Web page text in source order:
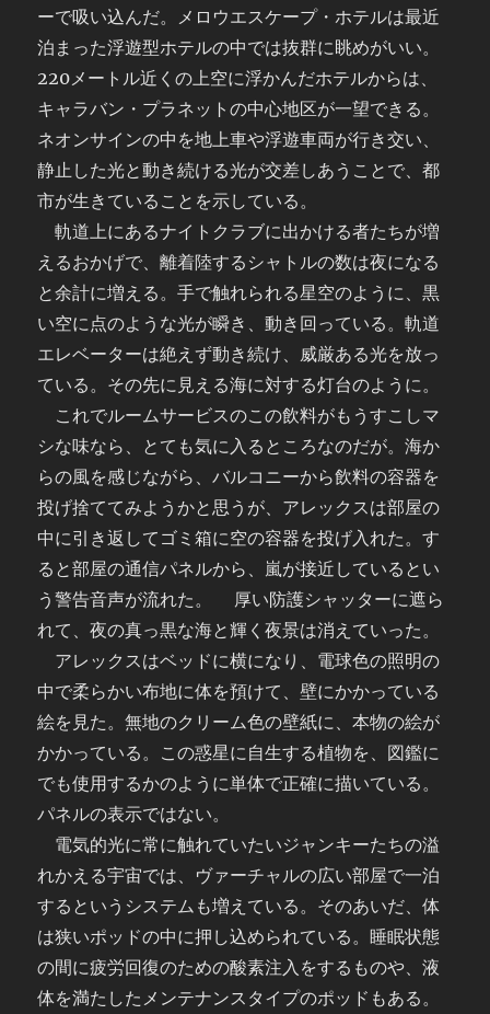
ーで吸い込んだ。メロウエスケープ・ホテルは最近
泊まった浮遊型ホテルの中では抜群に眺めがいい。
220メートル近くの上空に浮かんだホテルからは、
キャラバン・プラネットの中心地区が一望できる。
ネオンサインの中を地上車や浮遊車両が行き交い、
静止した光と動き続ける光が交差しあうことで、都
市が生きていることを示している。
軌道上にあるナイトクラブに出かける者たちが増
えるおかげで、離着陸するシャトルの数は夜になる
と余計に増える。手で触れられる星空のように、黒
い空に点のような光が瞬き、動き回っている。軌道
エレベーターは絶えず動き続け、威厳ある光を放っ
ている。その先に見える海に対する灯台のように。
これでルームサービスのこの飲料がもうすこしマ
シな味なら、とても気に入るところなのだが。海か
らの風を感じながら、バルコニーから飲料の容器を
投げ捨ててみようかと思うが、アレックスは部屋の
中に引き返してゴミ箱に空の容器を投げ入れた。す
ると部屋の通信パネルから、嵐が接近しているとい
う警告音声が流れた。 厚い防護シャッターに遮ら
れて、夜の真っ黒な海と輝く夜景は消えていった。
アレックスはベッドに横になり、電球色の照明の
中で柔らかい布地に体を預けて、壁にかかっている
絵を見た。無地のクリーム色の壁紙に、本物の絵が
かかっている。この惑星に自生する植物を、図鑑に
でも使用するかのように単体で正確に描いている。
パネルの表示ではない。
電気的光に常に触れていたいジャンキーたちの溢
れかえる宇宙では、ヴァーチャルの広い部屋で一泊
するというシステムも増えている。そのあいだ、体
は狭いポッドの中に押し込められている。睡眠状態
の間に疲労回復のための酸素注入をするものや、液
体を満たしたメンテナンスタイプのポッドもある。